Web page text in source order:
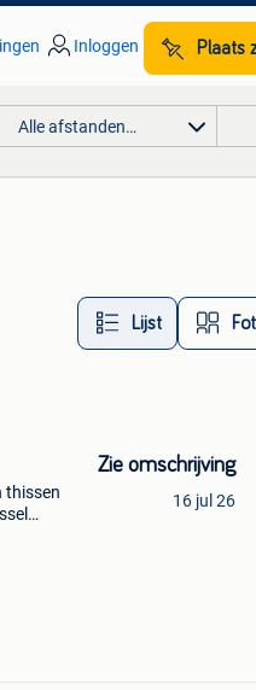
Inloggen Plaats
Alle afstanden…
Lijst
thissen
Zie omschrijving
16 jul 26